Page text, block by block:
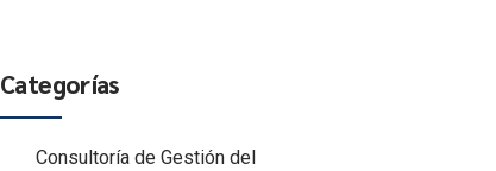
Categorías
Consultoría de Gestión del